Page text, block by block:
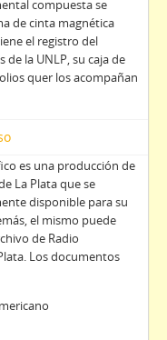
compuesta se
de cinta magnética
el registro del
la UNLP, su caja de
quer los acompañan
es una producción de
La Plata que se
disponible para su
el mismo puede
de Radio
Los documentos